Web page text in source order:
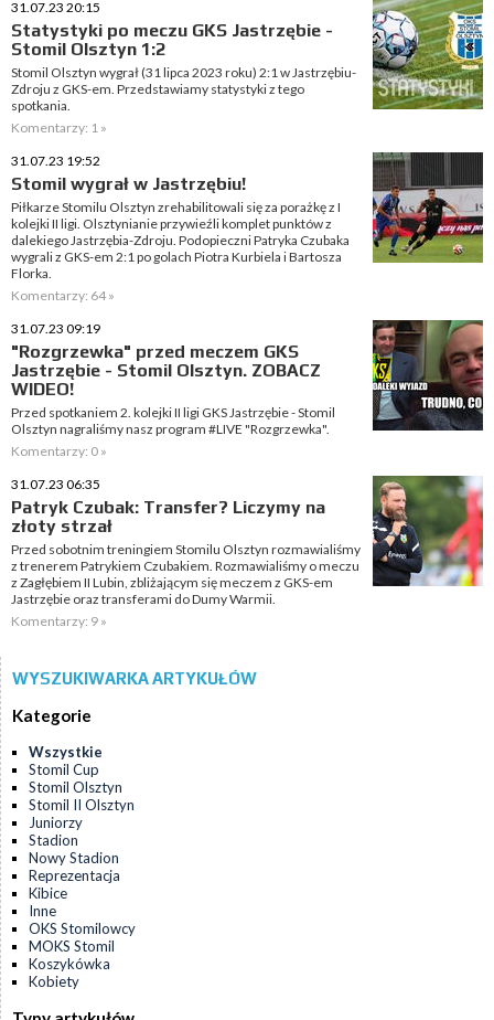
31.07.23 20:15
Statystyki po meczu GKS Jastrzębie -
Stomil Olsztyn 1:2
Stomil Olsztyn wygrał (31 lipca 2023 roku) 2:1 w Jastrzębiu-
Zdroju z GKS-em. Przedstawiamy statystyki z tego
spotkania.
Komentarzy: 1 »
31.07.23 19:52
Stomil wygrał w Jastrzębiu!
Piłkarze Stomilu Olsztyn zrehabilitowali się za porażkę z I
kolejki II ligi. Olsztynianie przywieźli komplet punktów z
dalekiego Jastrzębia-Zdroju. Podopieczni Patryka Czubaka
wygrali z GKS-em 2:1 po golach Piotra Kurbiela i Bartosza
Florka.
Komentarzy: 64 »
31.07.23 09:19
"Rozgrzewka" przed meczem GKS
Jastrzębie - Stomil Olsztyn. ZOBACZ
WIDEO!
Przed spotkaniem 2. kolejki II ligi GKS Jastrzębie - Stomil
Olsztyn nagraliśmy nasz program #LIVE "Rozgrzewka".
Komentarzy: 0 »
31.07.23 06:35
Patryk Czubak: Transfer? Liczymy na
złoty strzał
Przed sobotnim treningiem Stomilu Olsztyn rozmawialiśmy
z trenerem Patrykiem Czubakiem. Rozmawialiśmy o meczu
z Zagłębiem II Lubin, zbliżającym się meczem z GKS-em
Jastrzębie oraz transferami do Dumy Warmii.
Komentarzy: 9 »
WYSZUKIWARKA ARTYKUŁÓW
Kategorie
Wszystkie
Stomil Cup
Stomil Olsztyn
Stomil II Olsztyn
Juniorzy
Stadion
Nowy Stadion
Reprezentacja
Kibice
Inne
OKS Stomilowcy
MOKS Stomil
Koszykówka
Kobiety